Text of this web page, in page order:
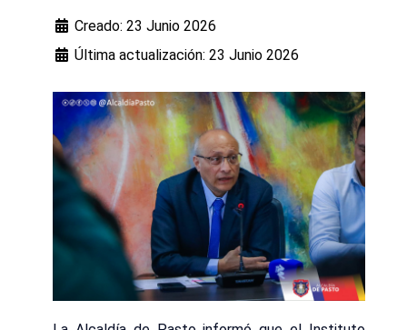
Creado: 23 Junio 2026
Última actualización: 23 Junio 2026